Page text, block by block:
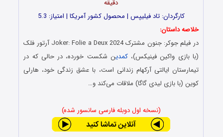
دقیقه
کارگردان: تاد فیلیپس | محصول کشور آمریکا | امتیاز: 5.3
خلاصه داستان:
در فیلم جوکر: جنون مشترک Joker: Folie a Deux 2024 آرتور فلک
(با بازی واکین فینیکس)،کمدین شکست خورده، در حالی که در
تیمارستان ایالتی آرکهام زندانی است، با عشق زندگی خود، هارلی
کوین (با بازی لیدی گاگا) ملاقات می‌کند و…
(نسخه اول دوبله فارسی سانسور شده)